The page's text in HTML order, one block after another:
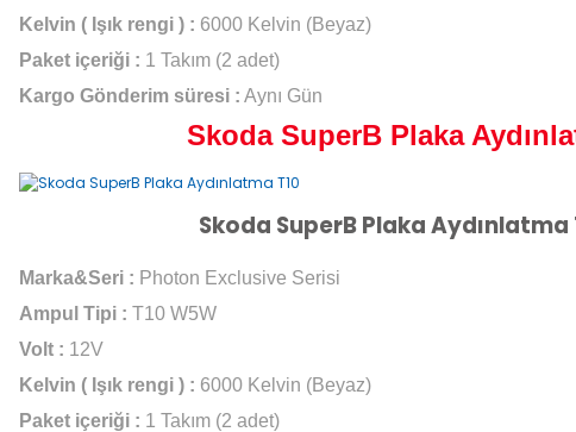
Kelvin ( Işık rengi ) : 6000 Kelvin (Beyaz)
Paket içeriği : 1 Takım (2 adet)
Kargo Gönderim süresi : Aynı Gün
Skoda SuperB Plaka
Skoda SuperB Plaka Aydınlatma
Marka&Seri : Photon Exclusive Serisi
Ampul Tipi : T10 W5W
Volt : 12V
Kelvin ( Işık rengi ) : 6000 Kelvin (Beyaz)
Paket içeriği : 1 Takım (2 adet)